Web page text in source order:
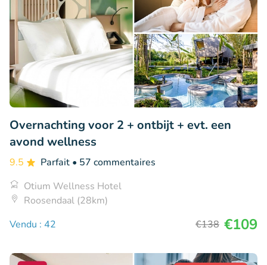
Overnachting voor 2 + ontbijt + evt. een
avond wellness
9.5 Parfait • 57 commentaires
Otium Wellness Hotel
Roosendaal (28km)
Vendu : 42
€138 €109